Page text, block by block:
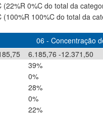
(22%R 0%C do total da
(100%R 100%C do total da
06 - Concentração
6.185,76 -12.371,50
39%
0%
28%
0%
22%